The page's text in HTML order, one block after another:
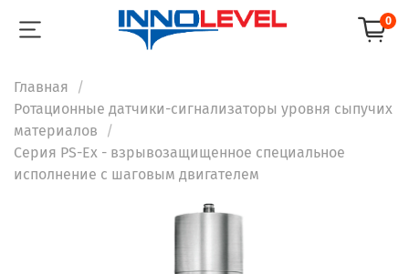
0
Главная
Ротационные датчики-сигнализаторы уровня сыпучих
материалов
Серия PS-Ex - взрывозащищенное специальное
исполнение с шаговым двигателем